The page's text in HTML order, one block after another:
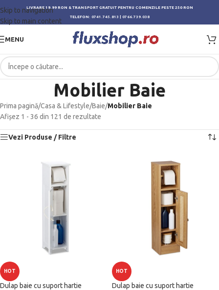
Skip to navigation
Skip to main content
LIVRARE 19.99 RON & TRANSPORT GRATUIT PENTRU COMENZILE PESTE 250 RON
TELEFON: 0741.745.813 0766.739.038
MENU
Mobilier Baie
Prima pagină/Casa & Lifestyle/Baie/Mobilier Baie
Afișez 1 - 36 din 121 de rezultate
Vezi Produse / Filtre
HOT
Dulap baie cu suport hartie
HOT
Dulap baie cu suport hartie